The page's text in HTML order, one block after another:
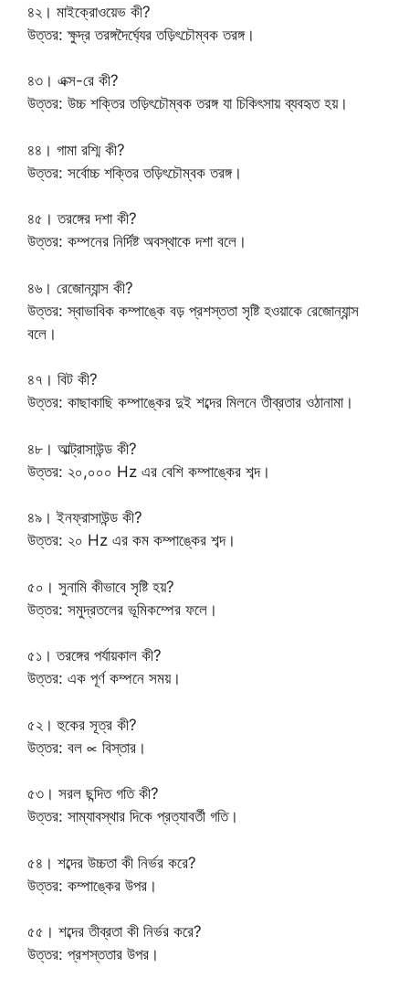
৪২। মাইক্রোওয়েভ কী?
উত্তর: ক্ষুদ্র তরঙ্গদৈর্ঘ্যের তড়িৎচৌম্বক তরঙ্গ।
৪৩। এক্স-রে কী?
উত্তর: উচ্চ শক্তির তড়িৎচৌম্বক তরঙ্গ যা চিকিৎসায় ব্যবহৃত হয়।
৪৪। গামা রশ্মি কী?
উত্তর: সর্বোচ্চ শক্তির তড়িৎচৌম্বক তরঙ্গ।
৪৫। তরঙ্গের দশা কী?
উত্তর: কম্পনের নির্দিষ্ট অবস্থাকে দশা বলে।
৪৬। রেজোন্যান্স কী?
উত্তর: স্বাভাবিক কম্পাঙ্কে বড় প্রশস্ততা সৃষ্টি হওয়াকে রেজোন্যান্স
বলে।
৪৭। বিট কী?
উত্তর: কাছাকাছি কম্পাঙ্কের দুই শব্দের মিলনে তীব্রতার ওঠানামা।
৪৮। আল্ট্রাসাউন্ড কী?
উত্তর: ২০,০০০ Hz এর বেশি কম্পাঙ্কের শব্দ।
৪৯। ইনফ্রাসাউন্ড কী?
উত্তর: ২০ Hz এর কম কম্পাঙ্কের শব্দ।
৫০। সুনামি কীভাবে সৃষ্টি হয়?
উত্তর: সমুদ্রতলের ভূমিকম্পের ফলে।
৫১। তরঙ্গের পর্যায়কাল কী?
উত্তর: এক পূর্ণ কম্পনে সময়।
৫২। হুকের সূত্র কী?
উত্তর: বল ∝ বিস্তার।
৫৩। সরল ছন্দিত গতি কী?
উত্তর: সাম্যাবস্থার দিকে প্রত্যাবর্তী গতি।
৫৪। শব্দের উচ্চতা কী নির্ভর করে?
উত্তর: কম্পাঙ্কের উপর।
৫৫। শব্দের তীব্রতা কী নির্ভর করে?
উত্তর: প্রশস্ততার উপর।